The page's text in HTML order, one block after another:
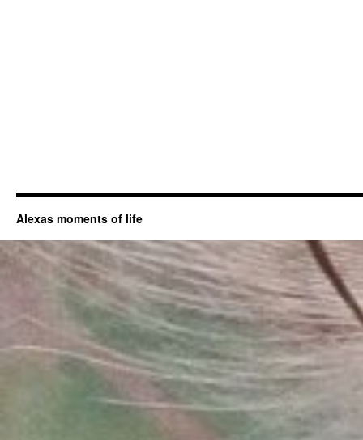
Alexas moments of life